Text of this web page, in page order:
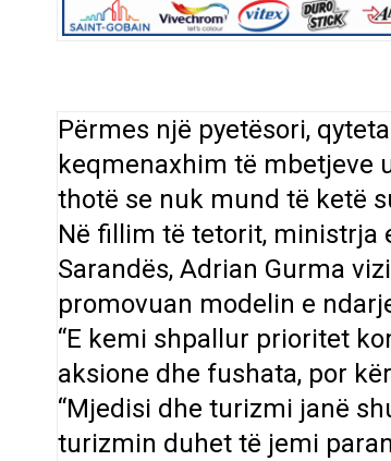
Përmes një pyetësori,
keqmenaxhim të mbetjeve
thotë se nuk mund të ketë
Në fillim të tetorit, ministrja
Sarandës, Adrian Gurma
promovuan modelin e
“E kemi shpallur prioritet
aksione dhe fushata, por
“Mjedisi dhe turizmi janë
turizmin duhet të jemi